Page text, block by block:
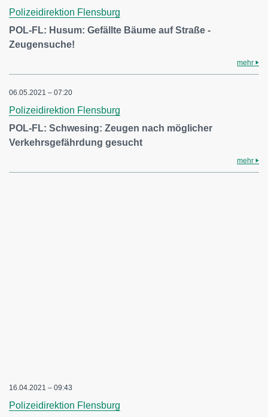
Polizeidirektion Flensburg
POL-FL: Husum: Gefällte Bäume auf Straße -
Zeugensuche!
mehr
06.05.2021 – 07:20
Polizeidirektion Flensburg
POL-FL: Schwesing: Zeugen nach möglicher
Verkehrsgefährdung gesucht
mehr
16.04.2021 – 09:43
Polizeidirektion Flensburg